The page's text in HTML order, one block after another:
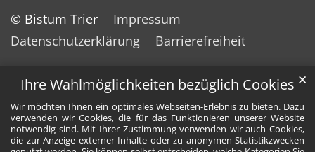
Ihre Wahlmöglichkeiten bezüglich Cookies
Wir möchten Ihnen ein optimales Webseiten-Erlebnis zu bieten. Dazu
verwenden wir Cookies, die für das Funktionieren unserer Website
notwendig sind. Mit Ihrer Zustimmung verwenden wir auch Cookies,
die zur Anzeige externer Inhalte oder zu anonymen Statistikzwecken
✕
© Bistum Trier
Impressum
Datenschutzerklärung
Barrierefreiheit